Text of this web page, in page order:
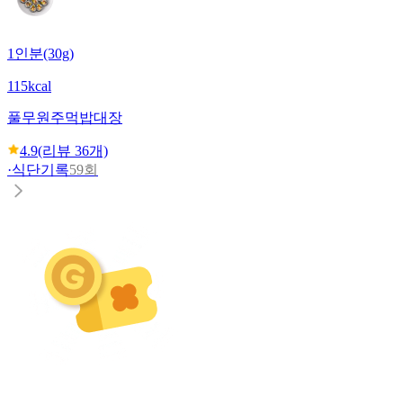
1인분(30g)
115kcal
풀무원 주먹밥대장
4.9(리뷰 36개)
·식단기록59회